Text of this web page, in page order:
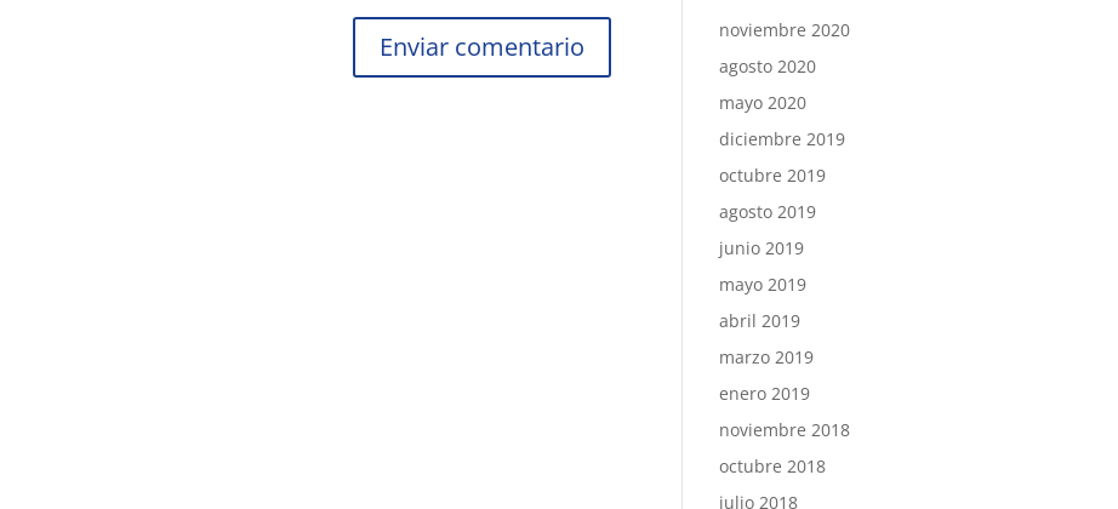
noviembre 2020
agosto 2020
mayo 2020
diciembre 2019
octubre 2019
agosto 2019
junio 2019
mayo 2019
abril 2019
marzo 2019
enero 2019
noviembre 2018
octubre 2018
julio 2018